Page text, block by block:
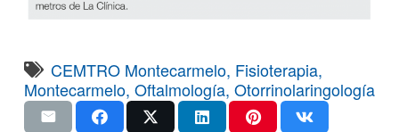
CEMTRO Montecarmelo, Fisioterapia,
Montecarmelo, Oftalmología, Otorrinolaringología